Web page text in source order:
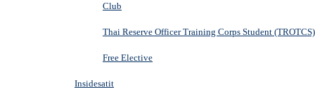
Club
Thai Reserve Officer Training Corps Student (TROTCS)
Free Elective
Insidesatit